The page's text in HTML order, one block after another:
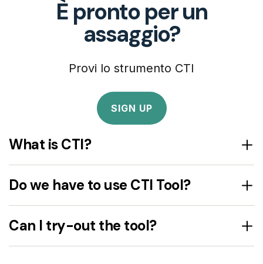
What is CTI?
Do we have to use CTI Tool?
Can I try-out the tool?
È pronto per un
assaggio?
Provi lo strumento CTI
SIGN UP